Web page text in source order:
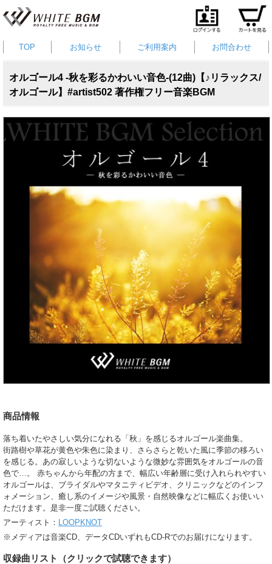
TOP お知らせ ご利用案内 お問合わせ
オルゴール4 -秋を彩るかわいい音色-(12曲)【♪リラックス/
オルゴール】#artist502 著作権フリー音楽BGM
商品情報
落ち着いたやさしい気分になれる「秋」を感じるオルゴール楽曲集。
街路樹や草花が黄色や朱色に染まり、さらさらと乾いた風に季節の移ろい
を感じる。あの寂しいような切ないような微妙な雰囲気をオルゴールの音
色で…。 赤ちゃんから年配の方まで、幅広い年齢層に受け入れられやすい
オルゴールは、ブライダルやマタニティビデオ、クリニックなどのインフ
ォメーション、癒し系のイメージや風景・自然映像などに幅広くお使いい
ただけます。是非一度ご試聴ください。
アーティスト： LOOPKNOT
※メディアは音楽CD、データCDいずれもCD-Rでのお届けになります。
収録曲リスト （クリックで試聴できます）